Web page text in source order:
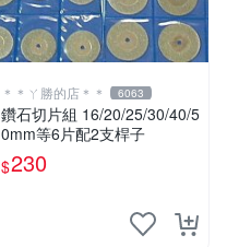
＊＊ㄚ勝的店＊＊ 6063
鑽石切片組 16/20/25/30/40/5
0mm等6片配2支桿子
$230